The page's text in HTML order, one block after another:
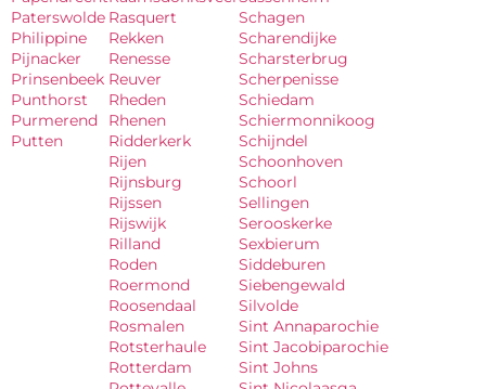
Paterswolde
Philippine
Pijnacker
Prinsenbeek
Punthorst
Purmerend
Putten
Rasquert
Rekken
Renesse
Reuver
Rheden
Rhenen
Ridderkerk
Rijen
Rijnsburg
Rijssen
Rijswijk
Rilland
Roden
Roermond
Roosendaal
Rosmalen
Rotsterhaule
Rotterdam
Schagen
Scharendijke
Scharsterbrug
Scherpenisse
Schiedam
Schiermonnikoog
Schijndel
Schoonhoven
Schoorl
Sellingen
Serooskerke
Sexbierum
Siddeburen
Siebengewald
Silvolde
Sint Annaparochie
Sint Jacobiparochie
Sint Johns